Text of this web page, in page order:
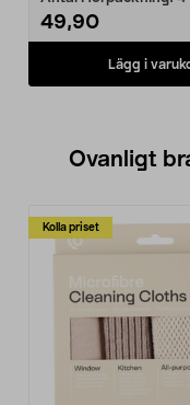
49,90
Lägg i
Ovanligt
Kolla priset